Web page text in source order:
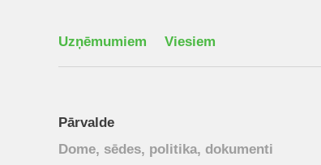
Uzņēmumiem Viesiem
Pārvalde
Dome, sēdes, politika, dokumenti